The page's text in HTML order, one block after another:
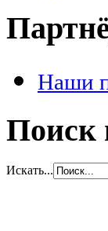
Наши
Поиск
Искать...